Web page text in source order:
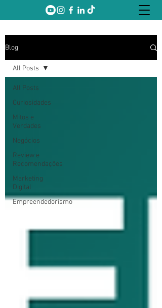
Blog
All Posts
Curiosidades
Mitos e
Verdades
Negócios
Review e
Recomendações
Marketing
Digital
Empreendedorismo
All Posts